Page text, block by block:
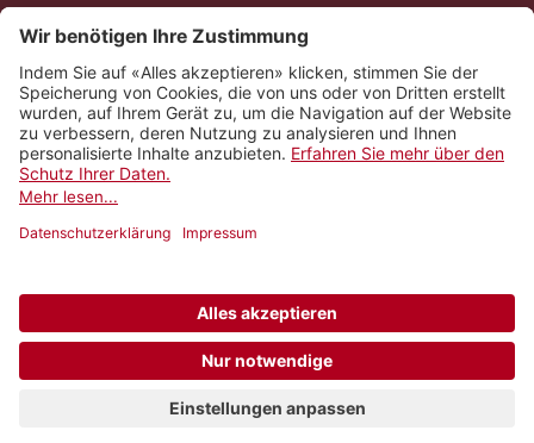
Kontakt
Impressum
Rechtliches
Netiquette
Newsletter abonnieren